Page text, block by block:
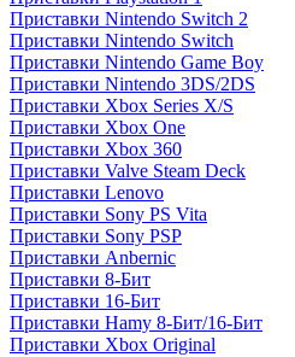
Приставки Nintendo Switch 2
Приставки Nintendo Switch
Приставки Nintendo Game Boy
Приставки Nintendo 3DS/2DS
Приставки Xbox Series X/S
Приставки Xbox One
Приставки Xbox 360
Приставки Valve Steam Deck
Приставки Lenovo
Приставки Sony PS Vita
Приставки Sony PSP
Приставки Anbernic
Приставки 8-Бит
Приставки 16-Бит
Приставки Hamy 8-Бит/16-Бит
Приставки Xbox Original